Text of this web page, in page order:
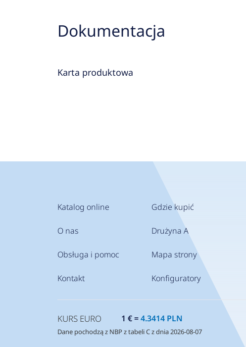
Dokumentacja
Karta produktowa
Katalog online
O nas
Obsługa i pomoc
Kontakt
Gdzie kupić
Drużyna A
Mapa strony
Konfiguratory
KURS EURO 1 € =4.3414 PLN
Dane pochodzą z NBP z tabeli C z dnia 2026-08-07